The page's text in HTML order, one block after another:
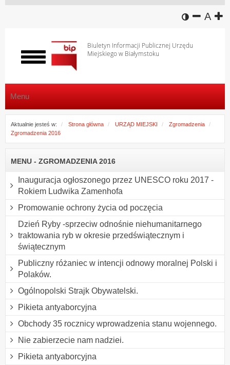
wersja
A
Biuletyn Informacji Publicznej Urzędu
Miejskiego w Białymstoku
Włącz
menu
Menu
Aktualnie jesteś w: Strona główna URZĄD MIEJSKI
Zgromadzenia
Zgromadzenia 2016
MENU - ZGROMADZENIA 2016
Inauguracja ogłoszonego przez UNESCO roku 2017 -
Rokiem Ludwika Zamenhofa
Promowanie ochrony życia od poczęcia
Dzień Ryby -sprzeciw odnośnie niehumanitarnego
traktowania ryb w okresie przedświątecznym i
świątecznym
Publiczny różaniec w intencji odnowy moralnej Polski i
Polaków.
Ogólnopolski Strajk Obywatelski.
Pikieta antyaborcyjna
Obchody 35 rocznicy wprowadzenia stanu wojennego.
Nie zabierzecie nam nadziei.
Pikieta antyaborcyjna